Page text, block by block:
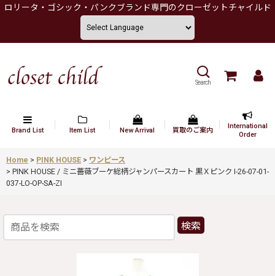
ロリータ・ゴシック・パンクブランド専門のクローゼットチャイルド
Search
Brand List Item List New Arrival 買取のご案内
International
Order
Home > PINK HOUSE > ワンピース
> PINK HOUSE / ミニ薔薇ブーケ総柄ジャンパースカート 黒Ｘピンク I-26-07-01-
037-LO-OP-SA-ZI
検索